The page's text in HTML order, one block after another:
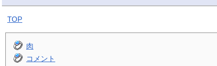
TOP
肉
コメント